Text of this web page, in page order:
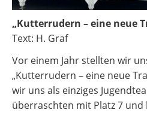
„Kutterrudern – eine neue
Text: H. Graf
Vor einem Jahr stellten wir
„Kutterrudern – eine neue
wir uns als einziges
überraschten mit Platz 7 und